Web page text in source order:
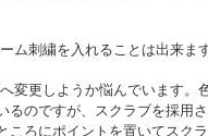
ム刺繍を入れることは出来ま
変更しようか悩んでいます。
るのですが、スクラブを採用
ころにポイントを置いてスク